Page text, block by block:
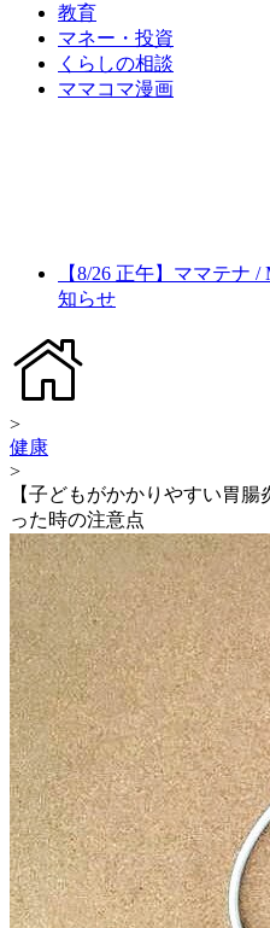
教育
マネー・投資
くらしの相談
ママコマ漫画
【8/26 正午】ママテナ
知らせ
>
健康
>
【子どもがかかりやすい胃
った時の注意点